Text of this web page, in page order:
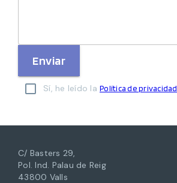
Enviar
Sí, he leído la Política de privacidad
C/ Basters 29,
Pol. Ind. Palau de Reig
43800 Valls